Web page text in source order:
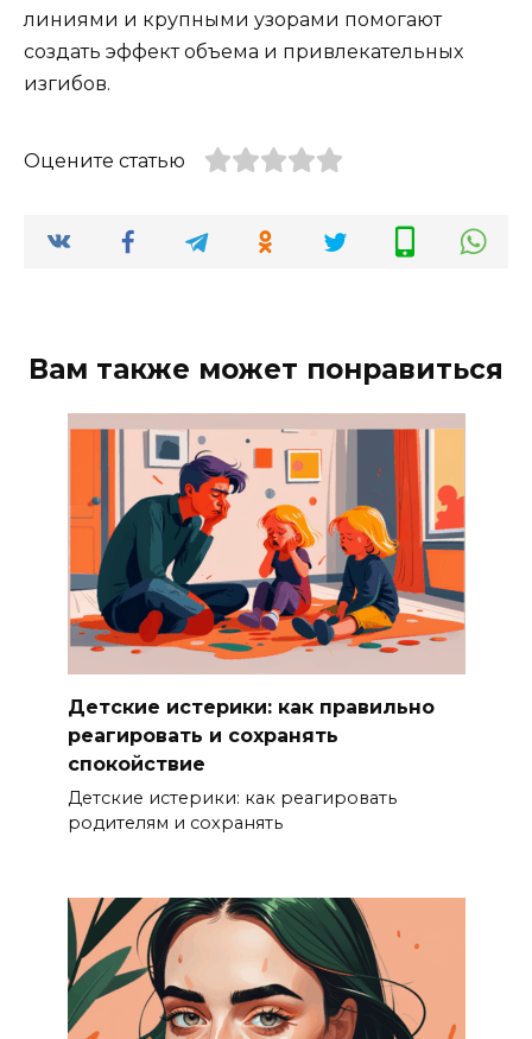
линиями и крупными узорами помогают
создать эффект объема и привлекательных
изгибов.
Оцените статью
Вам также может понравиться
Детские истерики: как правильно
реагировать и сохранять
спокойствие
Детские истерики: как реагировать
родителям и сохранять